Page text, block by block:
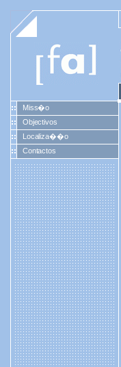
Miss�o
Objectivos
Localiza��o
Contactos